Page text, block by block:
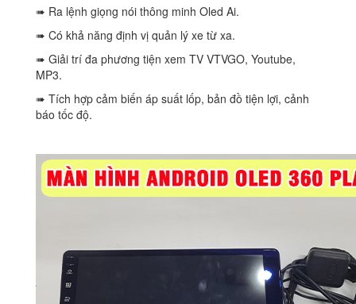
➠ Ra lệnh giọng nói thông minh Oled Ai.
➠ Có khả năng định vị quản lý xe từ xa.
➠ Giải trí đa phương tiện xem TV VTVGO, Youtube,
MP3.
➠ Tích hợp cảm biến áp suất lốp, bản đồ tiện lợi, cảnh
báo tốc độ.